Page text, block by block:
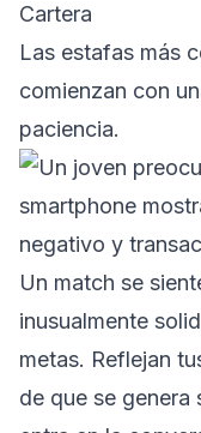
Cartera
Las estafas más
comienzan con
paciencia.
Un match se
inusualmente
metas. Reflejan
de que se